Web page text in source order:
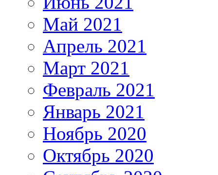
Май 2021
Апрель 2021
Март 2021
Февраль 2021
Январь 2021
Ноябрь 2020
Октябрь 2020